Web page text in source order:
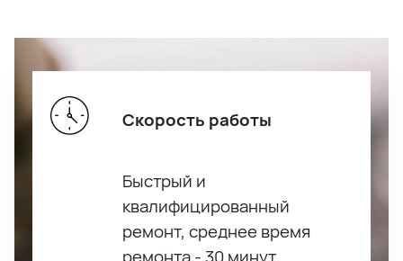
Скорость работы
Быстрый и
квалифицированный
ремонт, среднее время
ремонта - 30 минут.